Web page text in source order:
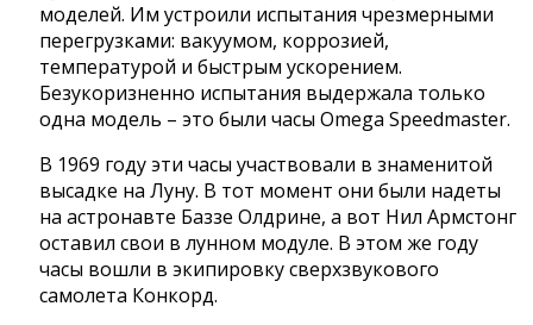
моделей. Им устроили испытания чрезмерными
перегрузками: вакуумом, коррозией,
температурой и быстрым ускорением.
Безукоризненно испытания выдержала только
одна модель – это были часы Omega Speedmaster.
В 1969 году эти часы участвовали в знаменитой
высадке на Луну. В тот момент они были надеты
на астронавте Баззе Олдрине, а вот Нил Армстонг
оставил свои в лунном модуле. В этом же году
часы вошли в экипировку сверхзвукового
самолета Конкорд.